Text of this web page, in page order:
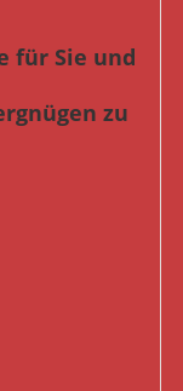
für Sie und
zu